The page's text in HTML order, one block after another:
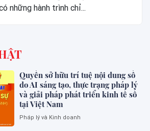
những hành trình chỉ...
Quyền sở hữu trí tuệ nội dung số
do AI sáng tạo, thực trạng pháp lý
và giải pháp phát triển kinh tế số
tại Việt Nam
Pháp lý và Kinh doanh